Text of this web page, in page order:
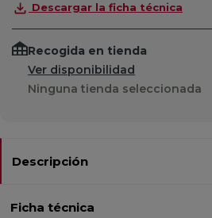
Descargar la ficha técnica
Recogida en tienda
Ver disponibilidad
Ninguna tienda seleccionada
Descripción
Ficha técnica